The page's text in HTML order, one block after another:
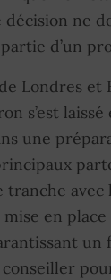
décision ne
d’un
Londres
s’est
une
tranche avec
en place
un